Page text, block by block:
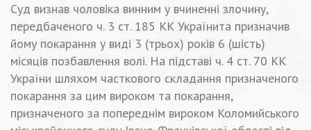
Суд визнав чоловіка винним у вчиненні злочину,
передбаченого ч. 3 ст. 185 КК Українита призначив
йому покарання у виді 3 (трьох) років 6 (шість)
місяців позбавлення волі. На підставі ч. 4 ст. 70 КК
України шляхом часткового складання призначеного
покарання за цим вироком та покарання,
призначеного за попереднім вироком Коломийського